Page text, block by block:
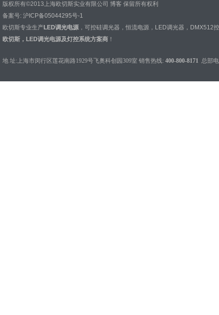
版权所有©2013上海欧切斯实业有限公司 博客 保留所有权利
备案号: 沪ICP备05044295号-1
欧切斯专业生产LED调光电源 ， 可控硅调光器 ， 恒流电源 ， LED调光器 ， DMX512
欧切斯，LED调光电源及灯控系统方案商 ！
地 址:上海市闵行区莲花南路1929号飞奥科创园309室 销售热线: 400-800-8171 总部